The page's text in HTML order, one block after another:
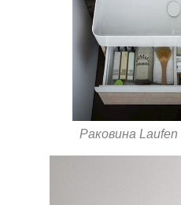
Раковина